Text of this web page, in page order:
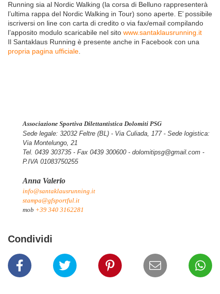
Running sia al Nordic Walking (la corsa di Belluno rappresenterà
l’ultima rappa del Nordic Walking in Tour) sono aperte. E’ possibile
iscriversi on line con carta di credito o via fax/email compilando
l’apposito modulo scaricabile nel sito www.santaklausrunning.it
Il Santaklaus Running è presente anche in Facebook con una
propria pagina ufficiale
Associazione Sportiva Dilettantistica Dolomiti PSG
Sede legale: 32032 Feltre (BL) - Via Culiada, 177 - Sede logistica:
Via Montelungo, 21
Tel. 0439 303735 - Fax 0439 300600 - dolomitipsg@gmail.com -
P.IVA 01083750255
Anna Valerio
info@santaklausrunning.it
stampa@gfsportful.it
mob +39 340 3162281
Condividi